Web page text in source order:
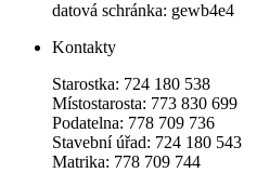
datová schránka: gewb4e4
Kontakty
Starostka: 724 180 538
Místostarosta: 773 830 699
Podatelna: 778 709 736
Stavební úřad: 724 180 543
Matrika: 778 709 744